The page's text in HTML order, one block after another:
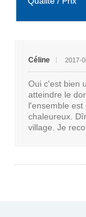
Céline 2017-
Oui c'est bien
atteindre le
l'ensemble est
chaleureux.
village. Je